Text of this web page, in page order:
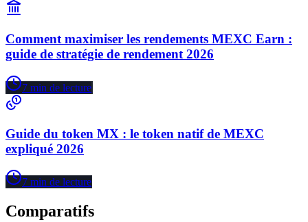
Comment maximiser les rendements MEXC Earn :
guide de stratégie de rendement 2026
7 min de lecture
Guide du token MX : le token natif de MEXC
expliqué 2026
7 min de lecture
Comparatifs